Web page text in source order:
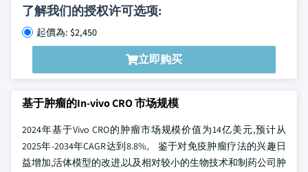
了解我们的授权许可选项:
起價為: $2,450
立即购买
基于肿瘤的In-vivo CRO 市场规模
2024年基于Vivo CRO的肿瘤市场规模价值为14亿美元,预计从
2025年-2034年CAGR达到8.8%。 鉴于对免疫肿瘤疗法的兴趣日
益增加,活体模型的改进,以及相对较小的生物技术和制药公司肿